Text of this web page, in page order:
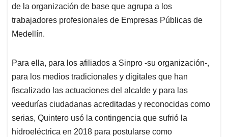
p
p
o
k
I
n
s
de la organización de base que agrupa a los
trabajadores profesionales de Empresas Públicas de
Medellín.
Para ella, para los afiliados a Sinpro -su organización-,
para los medios tradicionales y digitales que han
fiscalizado las actuaciones del alcalde y para las
veedurías ciudadanas acreditadas y reconocidas como
serias, Quintero usó la contingencia que sufrió la
hidroeléctrica en 2018 para postularse como